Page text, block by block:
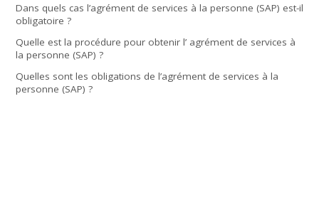
Dans quels cas l’agrément de services à la personne (SAP) est-il
obligatoire ?
Quelle est la procédure pour obtenir l’ agrément de services à
la personne (SAP) ?
Quelles sont les obligations de l’agrément de services à la
personne (SAP) ?